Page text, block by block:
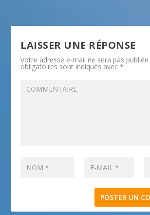
LAISSER UNE RÉPONSE
Votre adresse e-mail ne sera pas publiée.
obligatoires sont indiqués avec*